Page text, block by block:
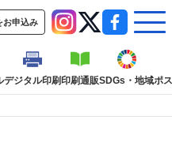
お申込み
デジタル印刷印刷通販SDGs・地域ポ